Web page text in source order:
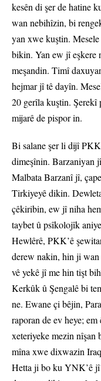
kesên di şer de hatine
wan nebihîzin, bi
yan xwe kuştin. Mesele
bikin. Yan ew jî eşkere
meşandin. Timî
hejmar jî tê dayîn.
20 gerîla kuştin.
mijarê de pispor in.
Bi salane şer li dijî
dimeşînin. Barzaniyan
Malbata Barzanî jî,
Tirkiyeyê dikin.
çêkiribin, ew jî niha
taybet û psîkolojîk
Hewlêrê, PKK’ê
derew nakin, hin ji
vê yekê jî me hin tişt
Kerkûk û Şengalê bi
ne. Ewane çi bêjin,
raporan de ev heye;
xeteriyeke mezin
mîna xwe dixwazin
Hetta ji bo ku YNK’ê